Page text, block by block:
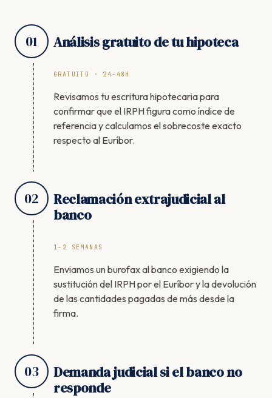
01 Análisis gratuito de tu hipoteca
GRATUITO · 24-48H
Revisamos tu escritura hipotecaria para
confirmar que el IRPH figura como índice de
referencia y calculamos el sobrecoste exacto
respecto al Euríbor.
02
Reclamación extrajudicial al
banco
1-2 SEMANAS
Enviamos un burofax al banco exigiendo la
sustitución del IRPH por el Euríbor y la devolución
de las cantidades pagadas de más desde la
firma.
03
Demanda judicial si el banco no
responde